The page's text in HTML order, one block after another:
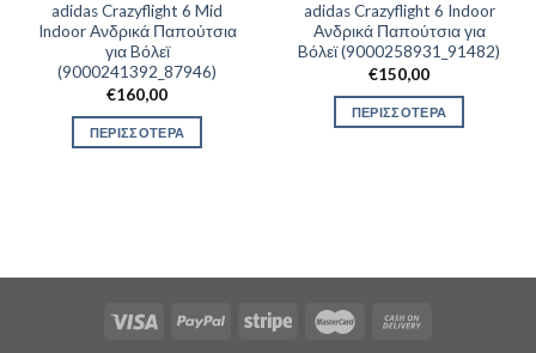
adidas Crazyflight 6 Mid
Indoor Ανδρικά Παπούτσια
για Bόλεϊ
(9000241392_87946)
€160,00
ΠΕΡΙΣΣΟΤΕΡΑ
adidas Crazyflight 6 Indoor
Ανδρικά Παπούτσια για
Bόλεϊ (9000258931_91482)
€150,00
ΠΕΡΙΣΣΟΤΕΡΑ